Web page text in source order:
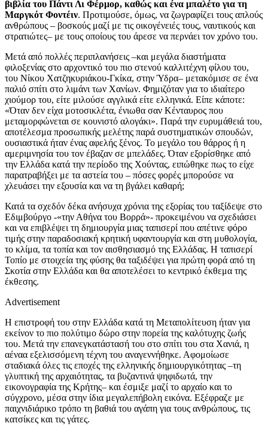
βιβλία του Πάντι Λι Φέρμορ, καθώς και ένα μπαλέτο για τη
Μαργκότ Φοντέιν. Προτιμούσε, όμως, να ζωγραφίζει τους απλούς
ανθρώπους – βοσκούς μαζί με τις οικογένειές τους, ναυτικούς και
στρατιώτες‒ με τους οποίους του άρεσε να περνάει τον χρόνο του.
Μετά από πολλές περιπλανήσεις –και μεγάλα διαστήματα
φιλοξενίας στο αρχοντικό του πιο στενού καλλιτέχνη φίλου του,
του Νίκου Χατζηκυριάκου-Γκίκα, στην Ύδρα– μετακόμισε σε ένα
παλιό σπίτι στο λιμάνι των Χανίων. Φημιζόταν για το ιδιαίτερο
χιούμορ του, είτε μιλούσε αγγλικά είτε ελληνικά. Είπε κάποτε:
«Όταν δεν είχα μοτοσικλέτα, ένιωθα σαν Κένταυρος που
μεταμορφώνεται σε κουνιστό αλογάκι». Παρά την ευρυμάθειά του,
αποτέλεσμα προσωπικής μελέτης παρά συστηματικών σπουδών,
ουσιαστικά ήταν ένας αφελής ξένος. Το μεγάλο του θάρρος ή η
αμεριμνησία του τον έβαζαν σε μπελάδες. Όταν εξορίσθηκε από
την Ελλάδα κατά την περίοδο της Χούντας, ειπώθηκε πως το είχε
παρατραβήξει με τα αστεία του – πόσες φορές μπορούσε να
χλευάσει την εξουσία και να τη βγάλει καθαρή;
Κατά τα σχεδόν δέκα ανήσυχα χρόνια της εξορίας του ταξίδεψε στο
Εδιμβούργο -«την Αθήνα του Βορρά»- προκειμένου να σχεδιάσει
και να επιβλέψει τη δημιουργία μιας ταπισερί που απέτινε φόρο
τιμής στην παραδοσιακή κρητική υφαντουργία και στη μυθολογία,
το κλίμα, τα τοπία και τον αισθησιασμό της Ελλάδας. Η ταπισερί
Τοπίο με στοιχεία της φύσης θα ταξιδέψει για πρώτη φορά από τη
Σκοτία στην Ελλάδα και θα αποτελέσει το κεντρικό έκθεμα της
έκθεσης.
Advertisement
Η επιστροφή του στην Ελλάδα κατά τη Μεταπολίτευση ήταν για
εκείνον το πιο πολύτιμο δώρο στην πορεία της καλότυχης ζωής
του. Μετά την επανεγκατάστασή του στο σπίτι του στα Χανιά, η
αέναα εξελισσόμενη τέχνη του αναγεννήθηκε. Αφομοίωσε
σταδιακά όλες τις εποχές της ελληνικής δημιουργικότητας –τη
γλυπτική της αρχαιότητας, τα βυζαντινά ψηφιδωτά, την
εικονογραφία της Κρήτης– και έσμιξε μαζί το αρχαίο και το
σύγχρονο, μέσα στην ίδια μεγαλεπήβολη εικόνα. Εξέφραζε με
παιχνιδιάρικο τρόπο τη βαθιά του αγάπη για τους ανθρώπους, τις
κατσίκες και τις γάτες.